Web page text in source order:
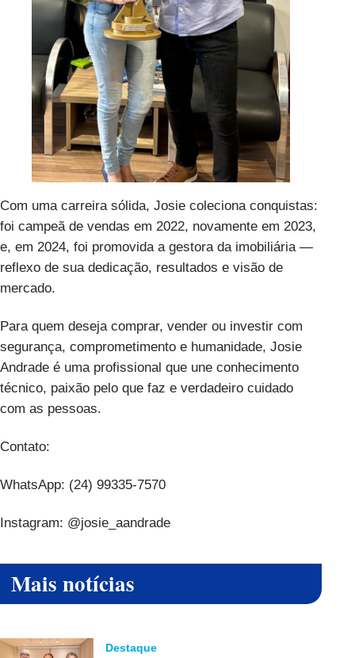
Com uma carreira sólida, Josie coleciona conquistas:
foi campeã de vendas em 2022, novamente em 2023,
e, em 2024, foi promovida a gestora da imobiliária —
reflexo de sua dedicação, resultados e visão de
mercado.
Para quem deseja comprar, vender ou investir com
segurança, comprometimento e humanidade, Josie
Andrade é uma profissional que une conhecimento
técnico, paixão pelo que faz e verdadeiro cuidado
com as pessoas.
Contato:
WhatsApp: (24) 99335-7570
Instagram: @josie_aandrade
Mais notícias
Destaque